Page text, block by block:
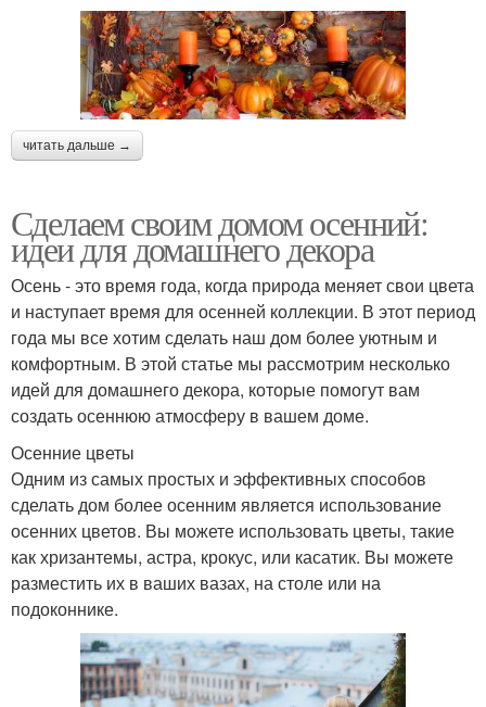
читать дальше →
Сделаем своим домом осенний:
идеи для домашнего декора
Осень - это время года, когда природа меняет свои цвета
и наступает время для осенней коллекции. В этот период
года мы все хотим сделать наш дом более уютным и
комфортным. В этой статье мы рассмотрим несколько
идей для домашнего декора, которые помогут вам
создать осеннюю атмосферу в вашем доме.
Осенние цветы
Одним из самых простых и эффективных способов
сделать дом более осенним является использование
осенних цветов. Вы можете использовать цветы, такие
как хризантемы, астра, крокус, или касатик. Вы можете
разместить их в ваших вазах, на столе или на
подоконнике.